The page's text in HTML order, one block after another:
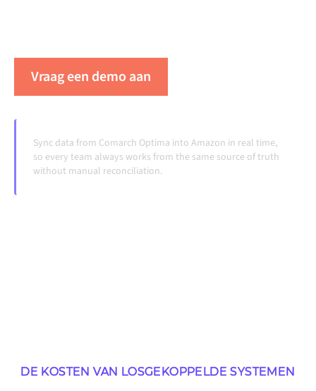
Vraag een demo aan
Sync data from Comarch Optima into Amazon in real time,
so every team always works from the same source of truth
without manual reconciliation.
DE KOSTEN VAN LOSGEKOPPELDE SYSTEMEN